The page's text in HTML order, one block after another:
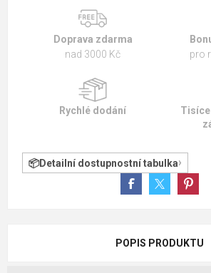
Doprava zdarma
nad 3000 Kč
pro
Rychlé dodání
Detailní dostupnostní tabulka
POPIS PRODUKTU